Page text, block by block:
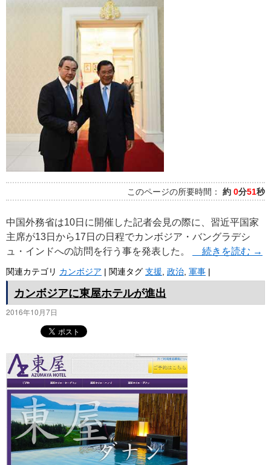
このページの所要時間： 約 0分51秒
中国外務省は10日に開催した記者会見の際に、習近平国家
主席が13日から17日の日程でカンボジア・バングラデシ
ュ・インドへの訪問を行う事を発表した。
続きを読む →
関連カテゴリ カンボジア | 関連タグ 支援 政治 軍事 |
カンボジアに東屋ホテルが進出
2016年10月7日